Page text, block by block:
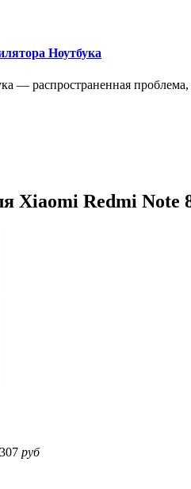
Ноутбука
— распространенная проблема,
Xiaomi Redmi Note
307 руб